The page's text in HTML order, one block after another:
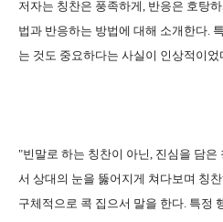
저자는 칭찬은 풍족하게, 반응은 호탕
법과 반응하는 방법에 대해 소개한다.
는 것도 중요하다는 사실이 인상적이었
"빈말로 하는 칭찬이 아닌, 진심을 담은
서 상대의 눈을 뚫어지게 쳐다보며 칭
구체적으로 콕 집으서 말을 한다. 특정